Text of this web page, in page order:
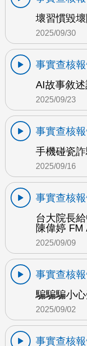
壞習慣毀
2025/09/30
事實查核
AI故事敘
2025/09/23
事實查核
手機碰瓷
2025/09/16
事實查核
台大院長
陳偉婷 FM
2025/09/09
事實查核
騙騙騙小
2025/09/02
事實查核